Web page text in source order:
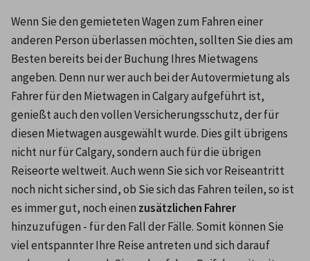
Wenn Sie den gemieteten Wagen zum Fahren einer
anderen Person überlassen möchten, sollten Sie dies am
Besten bereits bei der Buchung Ihres Mietwagens
angeben. Denn nur wer auch bei der Autovermietung als
Fahrer für den Mietwagen in Calgary aufgeführt ist,
genießt auch den vollen Versicherungsschutz, der für
diesen Mietwagen ausgewählt wurde. Dies gilt übrigens
nicht nur für Calgary, sondern auch für die übrigen
Reiseorte weltweit. Auch wenn Sie sich vor Reiseantritt
noch nicht sicher sind, ob Sie sich das Fahren teilen, so ist
es immer gut, noch einen zusätzlichen Fahrer
hinzuzufügen - für den Fall der Fälle. Somit können Sie
viel entspannter Ihre Reise antreten und sich darauf